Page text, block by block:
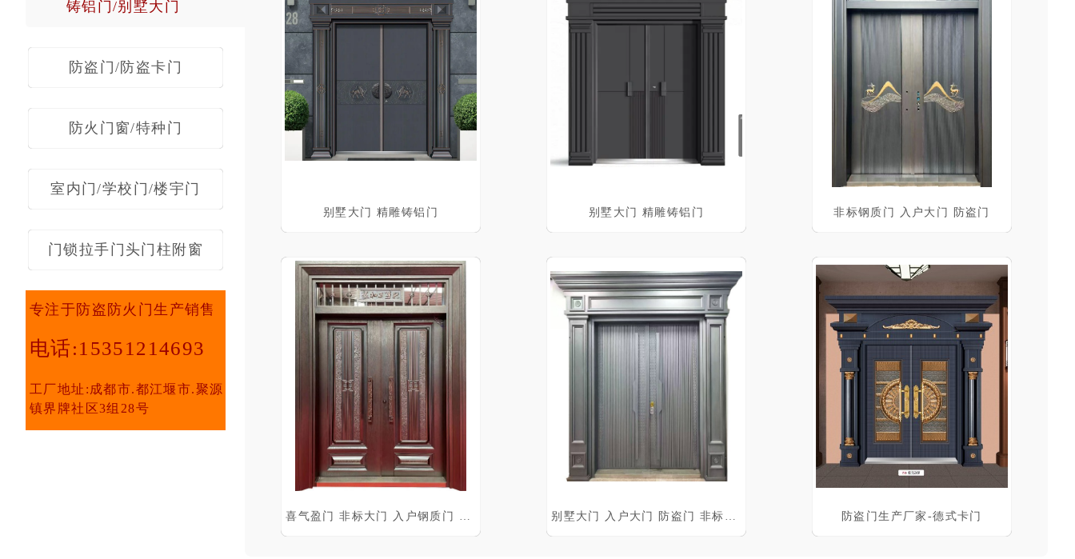
铸铝门/别墅大门
防盗门/防盗卡门
防火门窗/特种门
室内门/学校门/楼宇门
门锁拉手门头门柱附窗
专注于防盗防火门生产销售
电话:15351214693
工厂地址:成都市.都江堰市.聚源
镇界牌社区3组28号
别墅大门 精雕铸铝门 别墅大门 精雕铸铝门 非标钢质门 入户大门 防盗门
喜气盈门 非标大门 入户钢质门 防盗门 别墅大门 入户大门 防盗门 非标钢质门 防盗门生产厂家-德式卡门